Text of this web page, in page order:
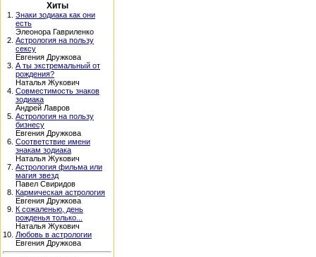
Хиты
1. Знаки зодиака как они
есть
Элеонора Гавриленко
2. Астрология на пользу
сексу
Евгения Дружкова
3. А ты экстремальный от
рождения?
Наталья Жукович
4. Совместимость знаков
зодиака
Андрей Лавров
5. Астрология на пользу
бизнесу
Евгения Дружкова
6. Соответствие имени
знакам зодиака
Наталья Жукович
7. Астрология фильма или
магия звезд
Павел Свиридов
8. Кармическая астрология
Евгения Дружкова
9. К сожаленью, день
рожденья только...
Наталья Жукович
10. Любовь в астрологии
Евгения Дружкова